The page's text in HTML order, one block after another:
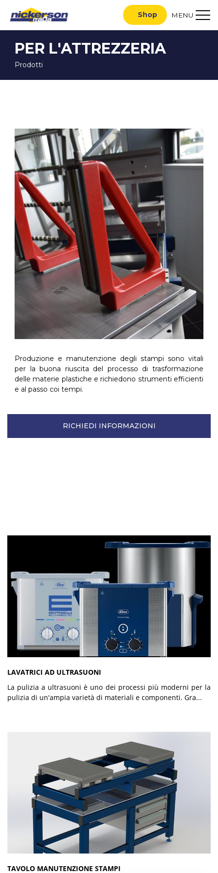
Shop MENU
PER L'ATTREZZERIA
Prodotti
Produzione e manutenzione degli stampi sono vitali
per la buona riuscita del processo di trasformazione
delle materie plastiche e richiedono strumenti efficienti
e al passo coi tempi.
RICHIEDI INFORMAZIONI
LAVATRICI AD ULTRASUONI
La pulizia a ultrasuoni è uno dei processi più moderni per la
pulizia di un'ampia varietà di materiali e componenti. Gra...
TAVOLO MANUTENZIONE STAMPI